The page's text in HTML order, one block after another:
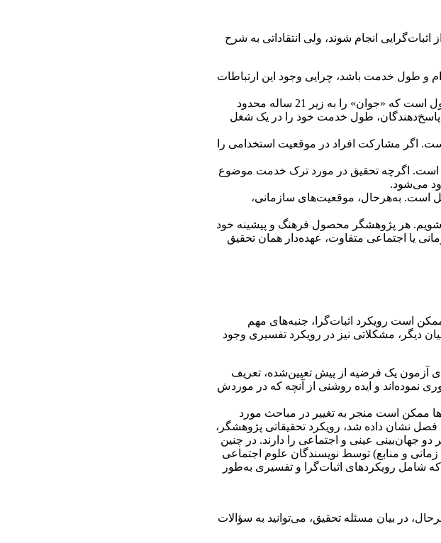
انجام شوند، ولی انتقاداتی به شرح
و طول خدمت باشد، چرایی وجود این ارتباطات
چگونه با طبقه‌بندی داده‌ها از مفاهیم یافته‌ها و تحلیل‌ها مطمئن می‌گردیم؟ آیا معقول است که «جوان» را به زیر 21 ساله محدود
پاسخ‌دهندگان، طول خدمت خود را در یک شغل
اگر مشارکت افراد در موقعیت استخدامی را
است. اگرچه تحقیق در مورد ترک خدمت موضوع
می‌شود.
است. به‌هرحال، موقعیت‌های سازمانی،
شویم. هر پژوهشگر محصول فرهنگ و پیشینه خود
یا اجتماعی متفاوت، عهده‌دار همان تحقیق
است رویکرد اثبات‌گرا، جنبه‌های مهم
دیگر، مشکلاتی نیز در رویکرد تفسیری وجود
آزمون یک فرضیه از پیش تعیین‌شده، تعریف
نموده‌اند و ایده روشنی از آنچه که در موردش
ممکن است منجر به تغییر در مباحث مورد
فصل نشان داده شد، رویکرد تحقیقاتی پژوهشگر،
جهان‌بینی عینی و اجتماعی را دارند. در چنین
و منابع) توسط نویسندگان علوم اجتماعی
شامل رویکردهای اثبات‌گرا و تفسیری به‌طور
در بیان مسئله تحقیق، می‌توانید به سؤالات